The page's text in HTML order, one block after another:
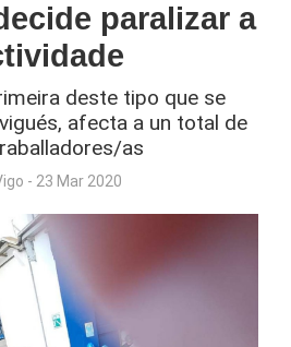
paralizar a
deste tipo que se
afecta a un total de
as
- 23 Mar 2020